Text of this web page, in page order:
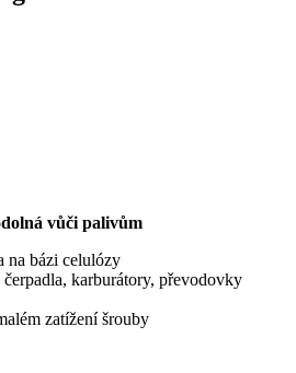
vůči palivům
na bázi celulózy
karburátory, převodovky
zatížení šrouby